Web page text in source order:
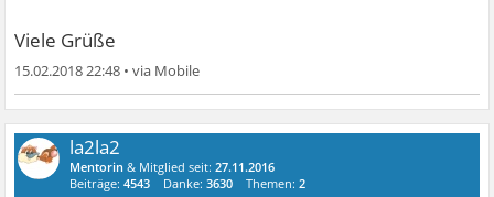
Viele Grüße
15.02.2018 22:48 •
la2la2
Mentorin & Mitglied seit:27.11.2016
Beiträge:4543 Danke:3630 Themen:2